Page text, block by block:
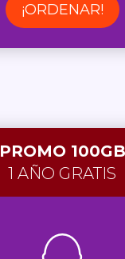
¡ORDENAR!
PROMO 100GB
1 AÑO GRATIS